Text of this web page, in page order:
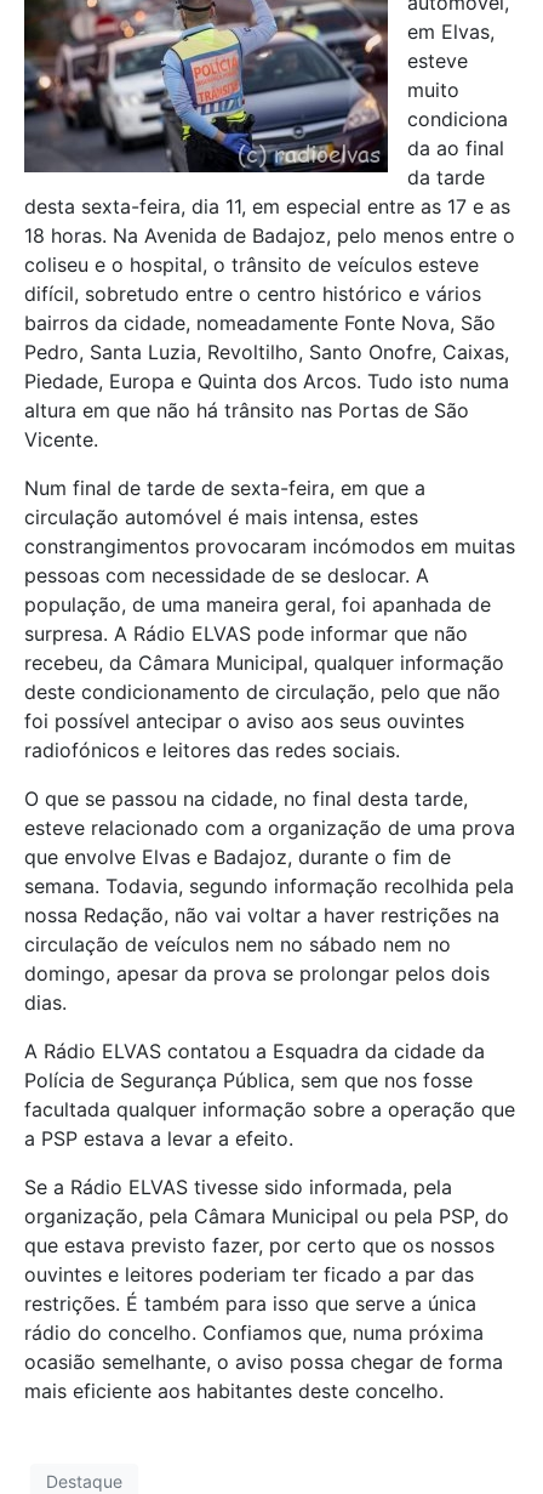
em Elvas,
esteve
muito
condiciona
da ao final
da tarde
desta sexta-feira, dia 11, em especial entre as 17 e as
18 horas. Na Avenida de Badajoz, pelo menos entre o
coliseu e o hospital, o trânsito de veículos esteve
difícil, sobretudo entre o centro histórico e vários
bairros da cidade, nomeadamente Fonte Nova, São
Pedro, Santa Luzia, Revoltilho, Santo Onofre, Caixas,
Piedade, Europa e Quinta dos Arcos. Tudo isto numa
altura em que não há trânsito nas Portas de São
Vicente.
Num final de tarde de sexta-feira, em que a
circulação automóvel é mais intensa, estes
constrangimentos provocaram incómodos em muitas
pessoas com necessidade de se deslocar. A
população, de uma maneira geral, foi apanhada de
surpresa. A Rádio ELVAS pode informar que não
recebeu, da Câmara Municipal, qualquer informação
deste condicionamento de circulação, pelo que não
foi possível antecipar o aviso aos seus ouvintes
radiofónicos e leitores das redes sociais.
O que se passou na cidade, no final desta tarde,
esteve relacionado com a organização de uma prova
que envolve Elvas e Badajoz, durante o fim de
semana. Todavia, segundo informação recolhida pela
nossa Redação, não vai voltar a haver restrições na
circulação de veículos nem no sábado nem no
domingo, apesar da prova se prolongar pelos dois
dias.
A Rádio ELVAS contatou a Esquadra da cidade da
Polícia de Segurança Pública, sem que nos fosse
facultada qualquer informação sobre a operação que
a PSP estava a levar a efeito.
Se a Rádio ELVAS tivesse sido informada, pela
organização, pela Câmara Municipal ou pela PSP, do
que estava previsto fazer, por certo que os nossos
ouvintes e leitores poderiam ter ficado a par das
restrições. É também para isso que serve a única
rádio do concelho. Confiamos que, numa próxima
ocasião semelhante, o aviso possa chegar de forma
mais eficiente aos habitantes deste concelho.
Destaque